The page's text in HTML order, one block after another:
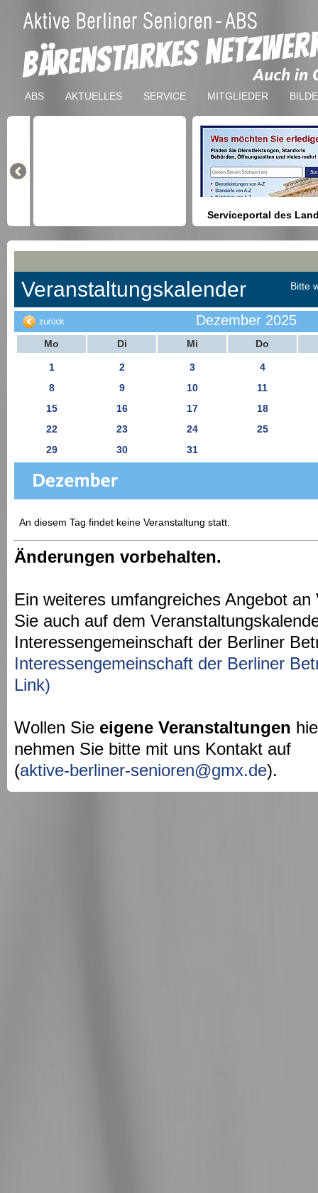
ABS AKTUELLES SERVICE MITGLIEDER
Serviceportal des
Berlin
Anmeldung bei Ämtern usw.
Veranstaltungskalender Bitte
Dezember 2025
Mo Di Mi Do
1 2 3
4
8
9 10
11
15
16 17
18
22
23 24
25
29
30 31
An diesem Tag findet keine Veranstaltung statt.
Änderungen vorbehalten.
Ein weiteres umfangreiches Angebot
Sie auch auf dem
Interessengemeinschaft der Berliner
Interessengemeinschaft der Berliner
Link)
Wollen Sie eigene Veranstaltungen
nehmen Sie bitte mit uns Kontakt auf
(aktive-berliner-senioren@gmx.de).